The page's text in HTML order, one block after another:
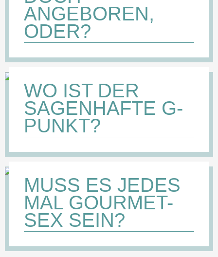
ANGEBOREN,
ODER?
WO IST DER
SAGENHAFTE G-
PUNKT?
MUSS ES JEDES
MAL GOURMET-
SEX SEIN?